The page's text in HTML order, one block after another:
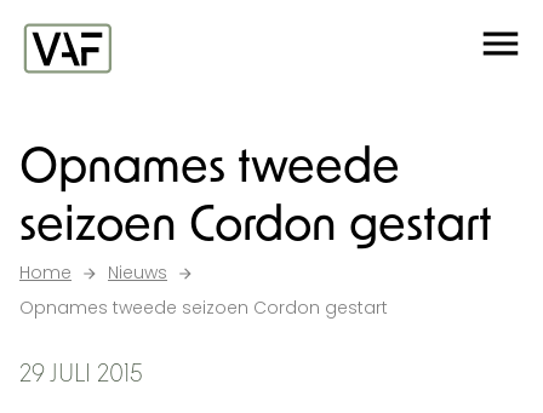
Ga verder naar de inhoud
Opnames tweede
seizoen Cordon gestart
Home
Nieuws
Opnames tweede seizoen Cordon gestart
29 JULI 2015